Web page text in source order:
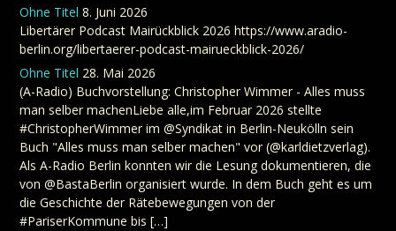
Ohne Titel 8. Juni 2026
Libertärer Podcast Mairückblick 2026 https://www.aradio-
berlin.org/libertaerer-podcast-mairueckblick-2026/
Ohne Titel 28. Mai 2026
(A-Radio) Buchvorstellung: Christopher Wimmer - Alles muss
man selber machenLiebe alle,im Februar 2026 stellte
#ChristopherWimmer im @Syndikat in Berlin-Neukölln sein
Buch "Alles muss man selber machen" vor (@karldietzverlag).
Als A-Radio Berlin konnten wir die Lesung dokumentieren, die
von @BastaBerlin organisiert wurde. In dem Buch geht es um
die Geschichte der Rätebewegungen von der
#PariserKommune bis […]